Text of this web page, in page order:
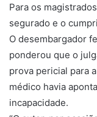
Para os
segurado e o
O desembargador
ponderou que o
prova pericial para
médico havia
incapacidade.